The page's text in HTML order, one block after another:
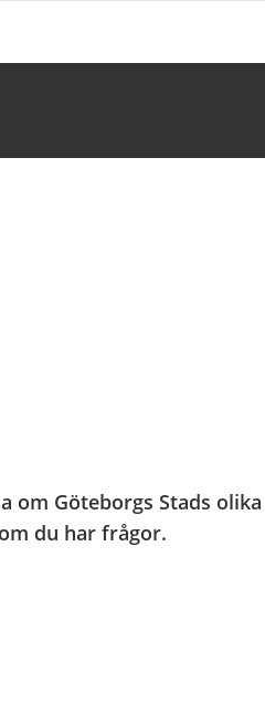
om Göteborgs Stads olika
du har frågor.